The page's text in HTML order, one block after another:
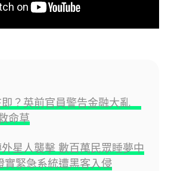
即？英前官員警告金融大亂
命草
星人襲擊 數百萬民眾睡夢中
實緊急系統遭黑客入侵